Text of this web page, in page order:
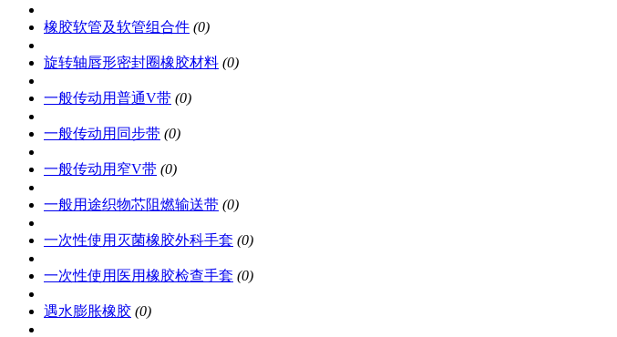
橡胶软管及软管组合件 (0)
旋转轴唇形密封圈橡胶材料 (0)
一般传动用普通V带 (0)
一般传动用同步带 (0)
一般传动用窄V带 (0)
一般用途织物芯阻燃输送带 (0)
一次性使用灭菌橡胶外科手套 (0)
一次性使用医用橡胶检查手套 (0)
遇水膨胀橡胶 (0)